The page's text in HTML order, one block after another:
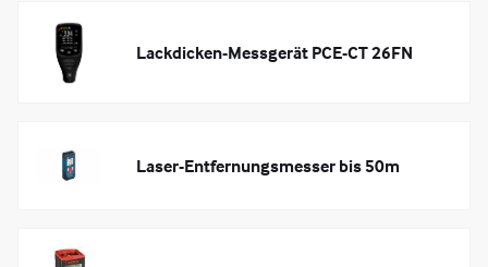
Lackdicken-Messgerät PCE-CT 26FN
Laser-Entfernungsmesser bis 50m